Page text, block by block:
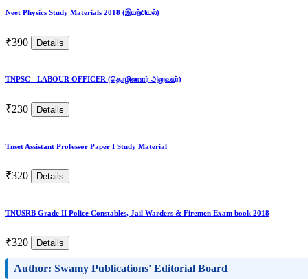
Neet Physics Study Materials 2018 (இயற்பியல்)
₹390 Details
TNPSC - LABOUR OFFICER (தொழிலாளர் அலுவலர்)
₹230 Details
Tnset Assistant Professor Paper I Study Material
₹320 Details
TNUSRB Grade II Police Constables, Jail Warders & Firemen Exam book 2018
₹320 Details
Author: Swamy Publications' Editorial Board